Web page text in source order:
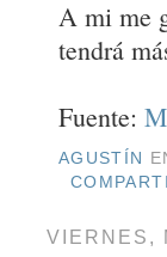
A mi me
tendrá
Fuente:
AGUSTÍN
VIERNES,